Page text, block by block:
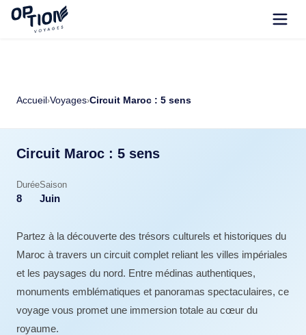
Accueil›Voyages›Circuit Maroc : 5 sens
Circuit Maroc : 5 sens
Durée
8
Saison
Juin
Partez à la découverte des trésors culturels et historiques du
Maroc à travers un circuit complet reliant les villes impériales
et les paysages du nord. Entre médinas authentiques,
monuments emblématiques et panoramas spectaculaires, ce
voyage vous promet une immersion totale au cœur du
royaume.